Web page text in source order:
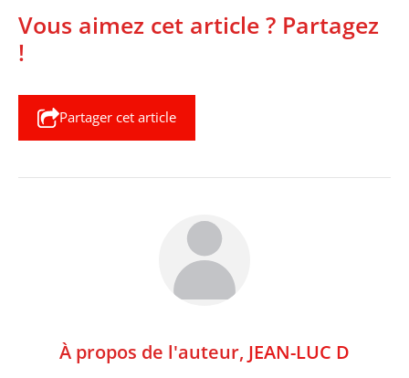
Vous aimez cet article ? Partagez
!
Partager cet article
À propos de l'auteur, JEAN-LUC D